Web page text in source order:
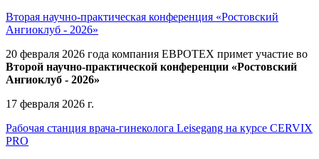
Вторая научно-практическая конференция «Ростовский
Ангиоклуб - 2026»
20 февраля 2026 года компания ЕВРОТЕХ примет участие во
Второй научно-практической конференции «Ростовский
Ангиоклуб - 2026»
17 февраля 2026 г.
Рабочая станция врача-гинеколога Leisegang на курсе CERVIX
PRO